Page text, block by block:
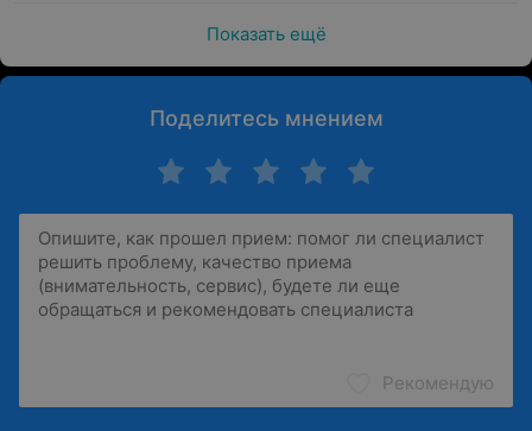
Показать ещё
Поделитесь мнением
Рекомендую